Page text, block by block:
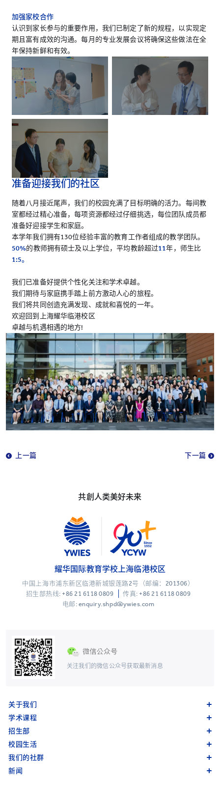
加强家校合作
认识到家长参与的重要作用，我们已制定了新的规程，以实现定
期且富有成效的沟通。每月的专业发展会议将确保这些做法在全
年保持新鲜和有效。
准备迎接我们的社区
随着八月接近尾声，我们的校园充满了目标明确的活力。每间教
室都经过精心准备，每项资源都经过仔细挑选，每位团队成员都
准备好迎接学生和家庭。
本学年我们拥有130位经验丰富的教育工作者组成的教学团队。
50%的教师拥有硕士及以上学位，平均教龄超过11年，师生比
1:5。
我们已准备好提供个性化关注和学术卓越。
我们期待与家庭携手踏上前方激动人心的旅程。
我们将共同创造充满发现、成就和喜悦的一年。
欢迎回到上海耀华临港校区
卓越与机遇相遇的地方!
上一篇 下一篇
共創人类美好未来
关注我们的微信公众号获取最新消息
耀华国际教育学校上海临港校区
中国上海市浦东新区临港新城银莲路2号（邮编：201306）
招生部热线: +86 21 6118 0809
传真: +86 21 6118 0809
电邮: enquiry.shpd@ywies.com
关于我们
学术课程
招生部
校园生活
我们的社群
新闻